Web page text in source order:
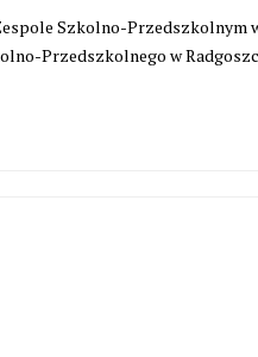
Szkolno-Przedszkolnym
Przedszkolnego w